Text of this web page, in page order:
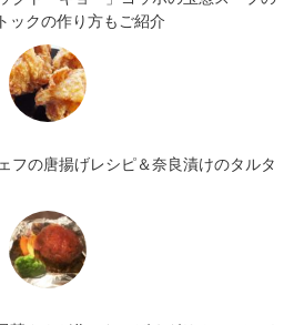
ックの作り方もご紹介
フの唐揚げレシピ＆奈良漬けのタルタ